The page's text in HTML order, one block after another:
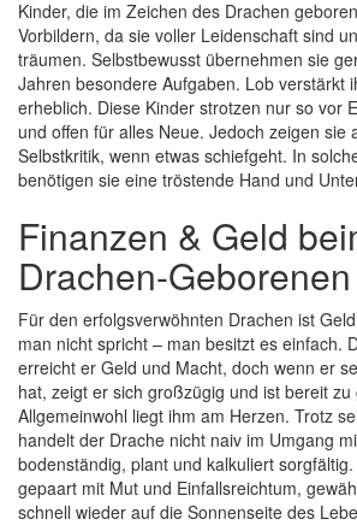
Kinder, die im Zeichen des Drachen
Vorbildern, da sie voller Leidenschaft sind
träumen. Selbstbewusst übernehmen sie
Jahren besondere Aufgaben. Lob verstärkt
erheblich. Diese Kinder strotzen nur so vor
und offen für alles Neue. Jedoch zeigen sie
Selbstkritik, wenn etwas schiefgeht. In
benötigen sie eine tröstende Hand und
Finanzen & Geld
Drachen-Geborenen
Für den erfolgsverwöhnten Drachen ist
man nicht spricht – man besitzt es einfach.
erreicht er Geld und Macht, doch wenn er
hat, zeigt er sich großzügig und ist bereit zu
Allgemeinwohl liegt ihm am Herzen. Trotz
handelt der Drache nicht naiv im Umgang
bodenständig, plant und kalkuliert
gepaart mit Mut und Einfallsreichtum,
schnell wieder auf die Sonnenseite des